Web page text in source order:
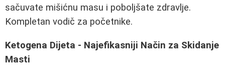
sačuvate mišićnu masu i poboljšate zdravlje.
Kompletan vodič za početnike.
Ketogena Dijeta - Najefikasniji Način za Skidanje
Masti